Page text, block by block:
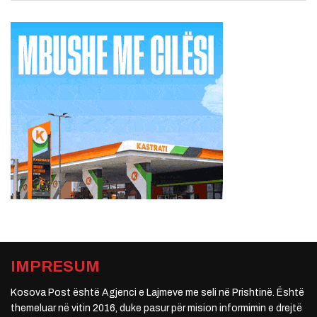
IMPRESUM
Kosova Post është Agjenci e Lajmeve me seli në Prishtinë. Është
themeluar në vitin 2016, duke pasur për mision informimin e drejtë